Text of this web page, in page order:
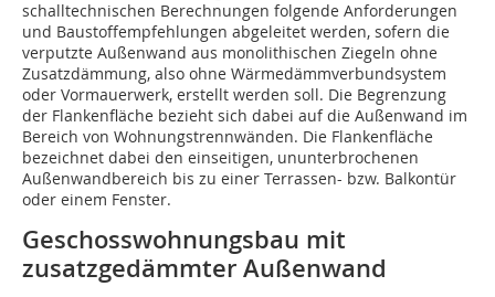
schalltechnischen Berechnungen folgen­de Anforderungen
und Baustoffempfehlungen abgeleitet werden, sofern die
verputzte Außenwand aus monolithischen Ziegeln ohne
Zusatzdämmung, also ohne Wärmedämmverbundsystem
oder Vormauerwerk, erstellt werden soll. Die Begrenzung
der Flankenfläche bezieht sich dabei auf die Außenwand im
Bereich von Wohnungstrennwänden. Die Flankenfläche
bezeichnet dabei den einseitigen, ununterbrochenen
Außenwandbereich bis zu einer Terrassen- bzw. Balkontür
oder einem Fenster.
Geschosswohnungsbau mit
zusatzgedämmter Außenwand